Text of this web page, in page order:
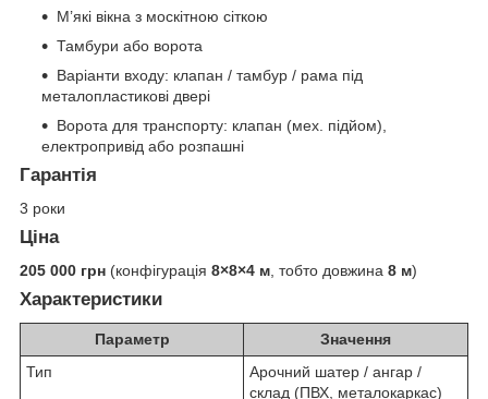
М’які вікна з москітною сіткою
Тамбури або ворота
Варіанти входу: клапан / тамбур / рама під
металопластикові двері
Ворота для транспорту: клапан (мех. підйом),
електропривід або розпашні
Гарантія
3 роки
Ціна
205 000 грн (конфігурація 8×8×4 м , тобто довжина 8 м)
Характеристики
Параметр
Значення
Тип
Арочний шатер / ангар /
склад (ПВХ, металокаркас)